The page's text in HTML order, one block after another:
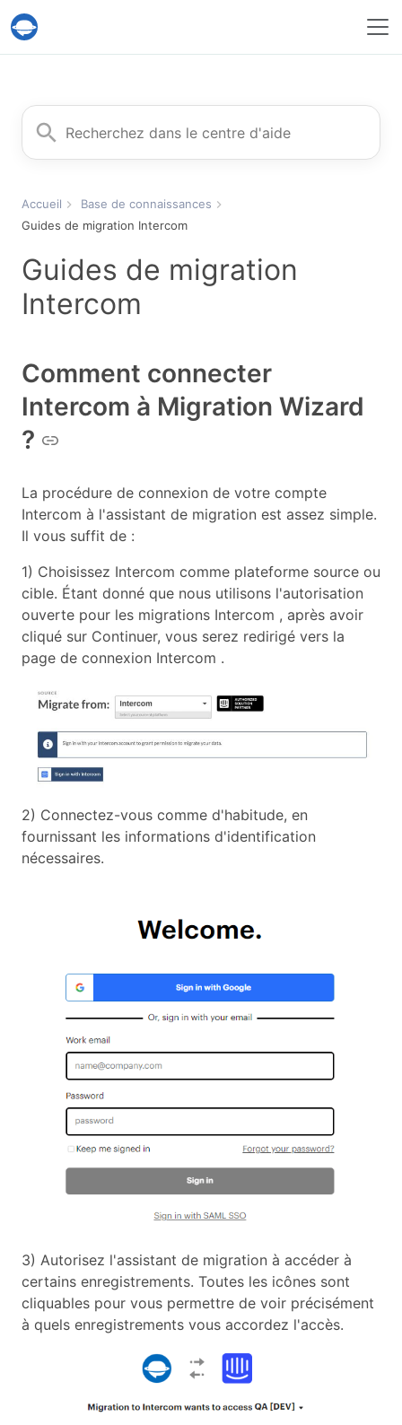
Service Help Desk Migration
Rechercher
Accueil
Base de connaissances
Guides de migration Intercom
Guides de migration
Intercom
Comment connecter
Intercom à Migration Wizard
?
La procédure de connexion de votre compte
Intercom à l'assistant de migration est assez simple.
Il vous suffit de :
1) Choisissez Intercom comme plateforme source ou
cible. Étant donné que nous utilisons l'autorisation
ouverte pour les migrations Intercom , après avoir
cliqué sur Continuer, vous serez redirigé vers la
page de connexion Intercom .
2) Connectez-vous comme d'habitude, en
fournissant les informations d'identification
nécessaires.
3) Autorisez l'assistant de migration à accéder à
certains enregistrements. Toutes les icônes sont
cliquables pour vous permettre de voir précisément
à quels enregistrements vous accordez l'accès.